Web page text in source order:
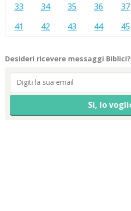
33
34 35 36 37
41
42 43 44 45
Desideri ricevere messaggi Biblici?